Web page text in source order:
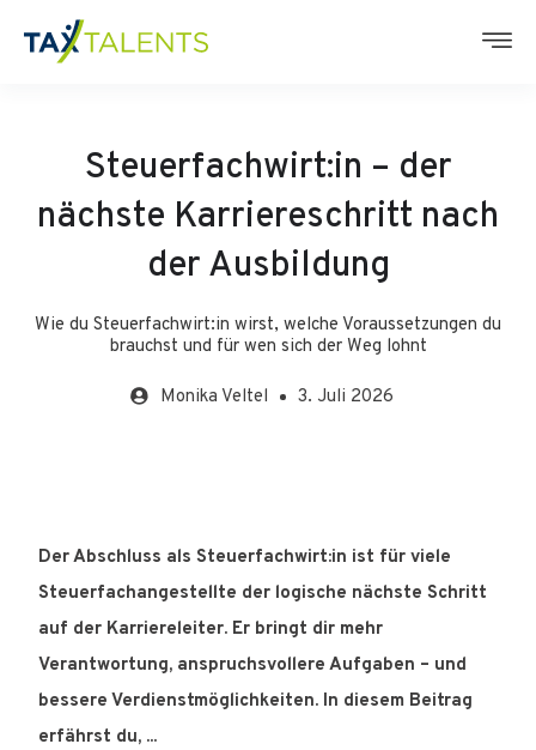
Steuerfachwirt:in – der
nächste Karriereschritt nach
der Ausbildung
Wie du Steuerfachwirt:in wirst, welche Voraussetzungen du
brauchst und für wen sich der Weg lohnt
Monika Veltel 3. Juli 2026
Der Abschluss als Steuerfachwirt:in ist für viele
Steuerfachangestellte der logische nächste Schritt
auf der Karriereleiter. Er bringt dir mehr
Verantwortung, anspruchsvollere Aufgaben – und
bessere Verdienstmöglichkeiten. In diesem Beitrag
erfährst du, ...